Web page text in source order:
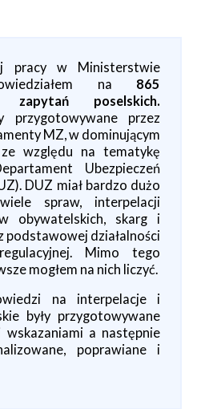
pracy w Ministerstwie
na 865
poselskich.
przygotowywane przez
MZ, w dominującym
względu na tematykę
Ubezpieczeń
DUZ miał bardzo dużo
spraw, interpelacji
obywatelskich, skarg i
podstawowej działalności
Mimo tego
mogłem na nich liczyć.
na interpelacje i
były przygotowywane
a następnie
poprawiane i